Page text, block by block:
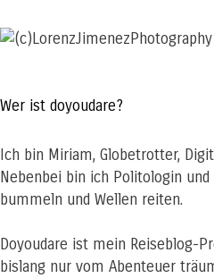
Wer ist doyoudare?
Ich bin Miriam, Globetrotter,
Nebenbei bin ich Politologin
bummeln und Wellen reiten.
Doyoudare ist mein Reiseblog-
bislang nur vom Abenteuer